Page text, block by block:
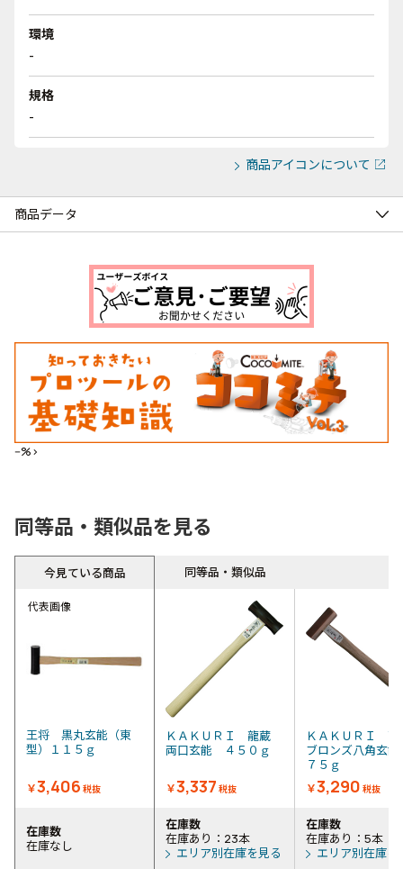
環境
-
規格
-
商品アイコンについて
商品データ
--%>
同等品・類似品を見る
今見ている商品 同等品・類似品
代表画像
王将 黒丸玄能（東
型）１１５ｇ
￥3,406 税抜
ＫＡＫＵＲＩ 龍蔵
両口玄能 ４５０ｇ
￥3,337 税抜
ＫＡＫＵＲＩ
ブロンズ八角玄
７５ｇ
￥3,290 税抜
在庫数
在庫なし
在庫数
在庫あり：23本
エリア別在庫を見る
在庫数
在庫あり：5本
エリア別在庫を